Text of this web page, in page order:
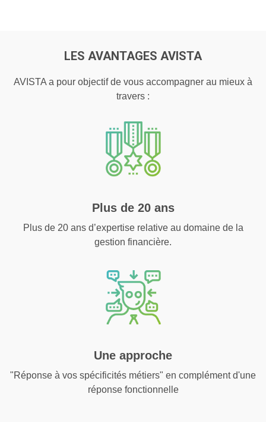
LES AVANTAGES AVISTA
AVISTA a pour objectif de vous accompagner au mieux à
travers :
Plus de 20 ans
Plus de 20 ans d’expertise relative au domaine de la
gestion financière.
Une approche
"Réponse à vos spécificités métiers" en complément d'une
réponse fonctionnelle